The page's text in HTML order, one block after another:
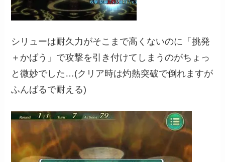
シリューは耐久力がそこまで高くないのに「挑発
＋かばう」で攻撃を引き付けてしまうのがちょっ
と微妙でした…(クリア時は灼熱突破で倒れますが
ふんばるで耐える)